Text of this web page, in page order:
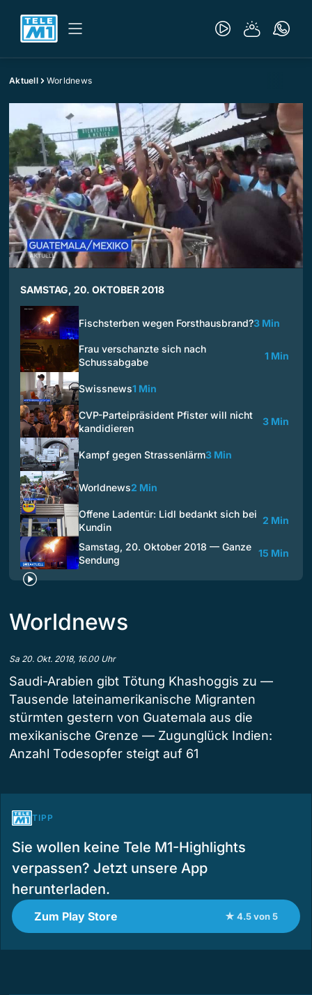
Aktuell Worldnews
SAMSTAG, 20. OKTOBER 2018
Fischsterben wegen Forsthausbrand?3 Min
Frau verschanzte sich nach
Schussabgabe
1 Min
Swissnews1 Min
CVP-Parteipräsident Pfister will nicht
kandidieren
3 Min
Kampf gegen Strassenlärm3 Min
Worldnews2 Min
Offene Ladentür: Lidl bedankt sich bei
Kundin
2 Min
Samstag, 20. Oktober 2018 — Ganze
Sendung
15 Min
Worldnews
Sa 20. Okt. 2018, 16.00 Uhr
Saudi-Arabien gibt Tötung Khashoggis zu —
Tausende lateinamerikanische Migranten
stürmten gestern von Guatemala aus die
mexikanische Grenze — Zugunglück Indien:
Anzahl Todesopfer steigt auf 61
TIPP
Sie wollen keine Tele M1-Highlights
verpassen? Jetzt unsere App
herunterladen.
Zum Play Store ★ 4.5 von 5